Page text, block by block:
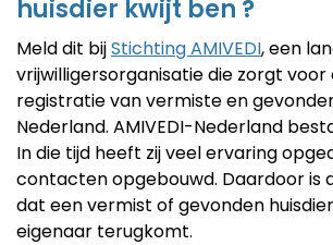
huisdier kwijt ben ?
Meld dit bijStichting AMIVEDI, een
vrijwilligersorganisatie die zorgt
registratie van vermiste en
Nederland. AMIVEDI-Nederland
In die tijd heeft zij veel ervaring
contacten opgebouwd. Daardoor is
dat een vermist of gevonden
eigenaar terugkomt.